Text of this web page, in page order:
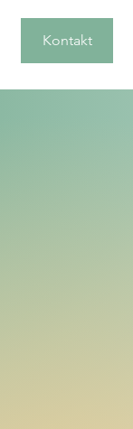
Kontakt